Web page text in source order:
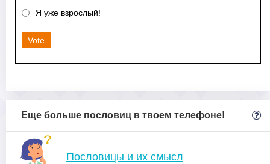
Я уже взрослый!
Vote
Еще больше пословиц в твоем телефоне!
Пословицы и их смысл